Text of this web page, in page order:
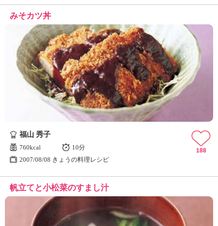
みそカツ丼
福山 秀子
760kcal
10分
2007/08/08 きょうの料理レシピ
188
帆立てと小松菜のすまし汁